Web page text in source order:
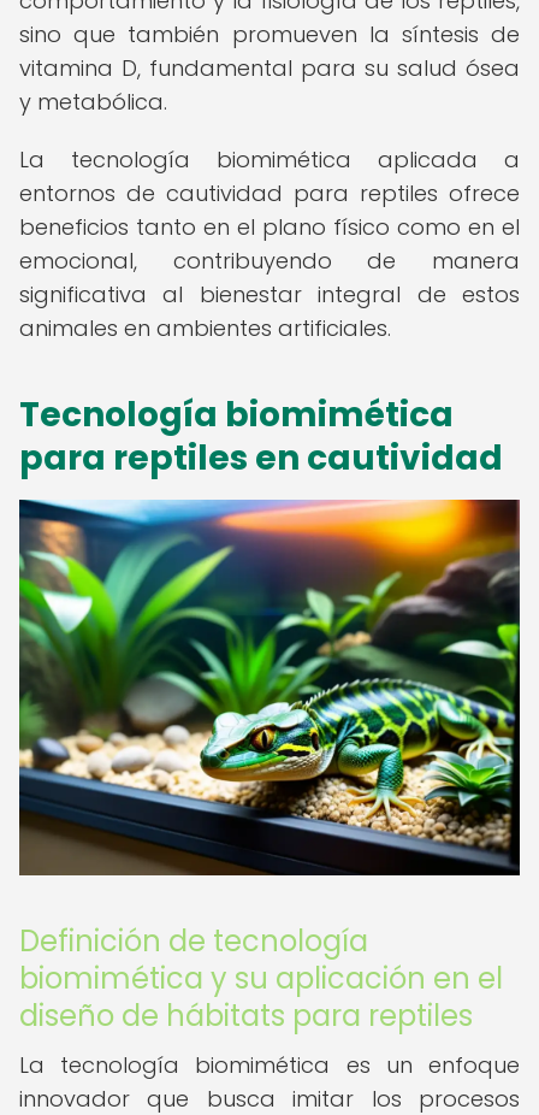
sino que también promueven la síntesis de
vitamina D, fundamental para su salud ósea
y metabólica.
La tecnología biomimética aplicada a
entornos de cautividad para reptiles ofrece
beneficios tanto en el plano físico como en el
emocional, contribuyendo de manera
significativa al bienestar integral de estos
animales en ambientes artificiales.
Tecnología biomimética
para reptiles en cautividad
Definición de tecnología
biomimética y su aplicación en el
diseño de hábitats para reptiles
La tecnología biomimética es un enfoque
innovador que busca imitar los procesos